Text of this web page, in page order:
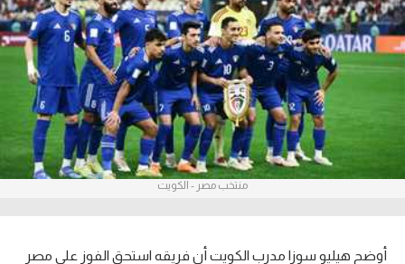
فانتازي في الجول
مسابقة التوقعات
فيديوهات
عدسات
آراء حرة
بطولات
منتخب مصر - الكويت
أوضح هيليو سوزا مدرب الكويت أن فريقه استحق الفوز على مصر